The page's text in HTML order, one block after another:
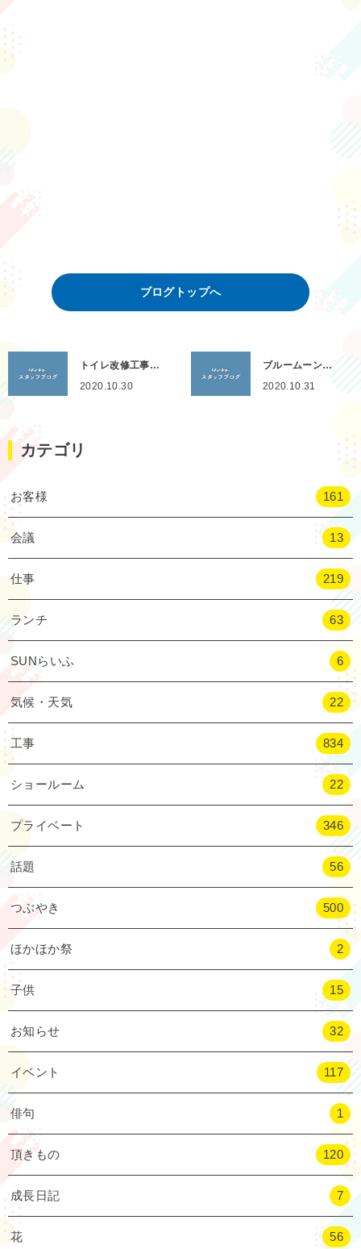
ブログトップへ
トイレ改修工事…
2020.10.30
ブルームーン…
2020.10.31
カテゴリ
お客様 161
会議 13
仕事 219
ランチ 63
SUNらいふ 6
気候・天気 22
工事 834
ショールーム 22
プライベート 346
話題 56
つぶやき 500
ほかほか祭 2
子供 15
お知らせ 32
イベント 117
俳句 1
頂きもの 120
成長日記 7
花 56